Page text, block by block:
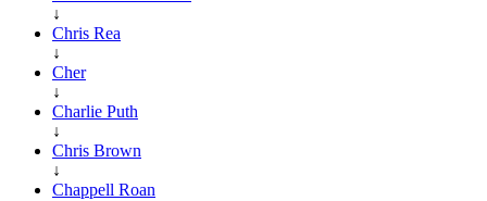
↓
Chris Rea
↓
Cher
↓
Charlie Puth
↓
Chris Brown
↓
Chappell Roan